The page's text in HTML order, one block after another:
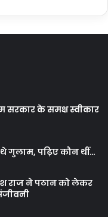
सरकार के समक्ष स्वीकार
गुलाम, पढ़िए कौन थीं…
राज ने पठान को लेकर